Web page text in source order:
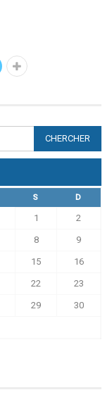
S D
1 2
8 9
15 16
22 23
29 30